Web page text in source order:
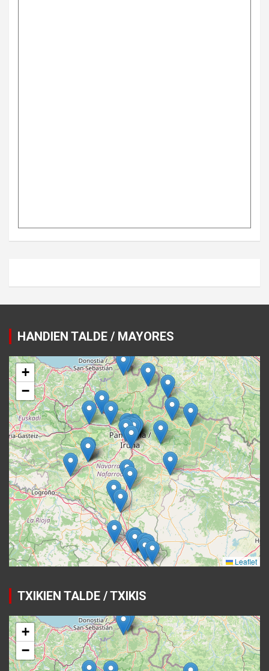
HANDIEN TALDE / MAYORES
TXIKIEN TALDE / TXIKIS